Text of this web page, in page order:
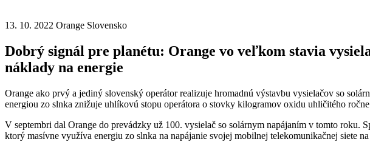
13. 10. 2022 Orange Slovensko
Dobrý signál pre planétu: Orange vo veľkom stavia
náklady na energie
Orange ako prvý a jediný slovenský operátor realizuje hromadnú výstavbu vysielačov so
energiou zo slnka znižuje uhlíkovú stopu operátora o stovky kilogramov oxidu uhličitého
V septembri dal Orange do prevádzky už 100. vysielač so solárnym napájaním v tomto
ktorý masívne využíva energiu zo slnka na napájanie svojej mobilnej telekomunikačnej siete